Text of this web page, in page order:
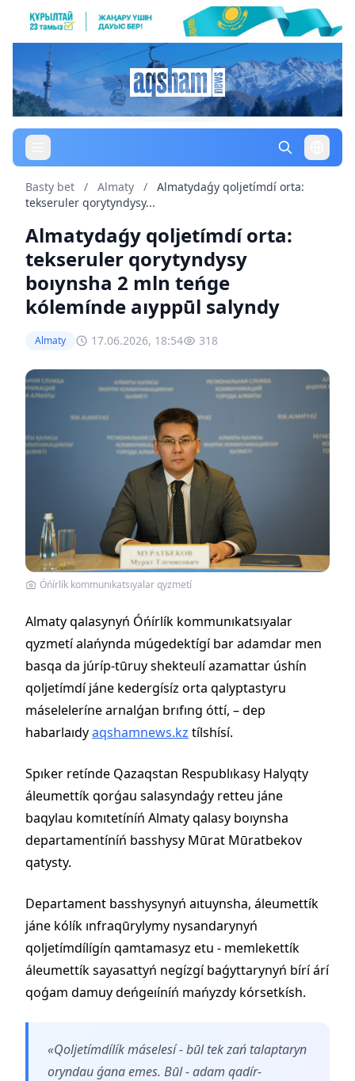
Basty bet / Almaty /
Almatydaǵy qoljetímdí orta:
tekseruler qorytyndysy...
Almatydaǵy qoljetímdí orta:
tekseruler qorytyndysy
boıynsha 2 mln teńge
kólemínde aıyppūl salyndy
Almaty 17.06.2026, 18:54 318
Óńírlík kommunıkatsıyalar qyzmetí
Almaty qalasynyń Óńírlík kommunıkatsıyalar
qyzmetí alańynda múgedektígí bar adamdar men
basqa da júríp-tūruy shekteulí azamattar úshín
qoljetímdí jáne kedergísíz orta qalyptastyru
máseleleríne arnalǵan brıfıng óttí, – dep
habarlaıdyaqshamnews.kz tílshísí.
Spıker retínde Qazaqstan Respublıkasy Halyqty
áleumettík qorǵau salasyndaǵy retteu jáne
baqylau komıtetíníń Almaty qalasy boıynsha
departamentíníń basshysy Mūrat Mūratbekov
qatysty.
Departament basshysynyń aıtuynsha, áleumettík
jáne kólík ınfraqūrylymy nysandarynyń
qoljetímdílígín qamtamasyz etu - memlekettík
áleumettík sayasattyń negízgí baǵyttarynyń bírí árí
qoǵam damuy deńgeıíníń mańyzdy kórsetkísh.
«Qoljetímdílík máselesí - būl tek zań talaptaryn
oryndau ǵana emes. Būl - adam qadír-